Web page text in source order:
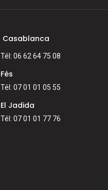
Casablanca
Tél: 06 62 64 75 08
Fés
Tél: 07 01 01 05 55
El Jadida
Tél: 07 01 01 77 76